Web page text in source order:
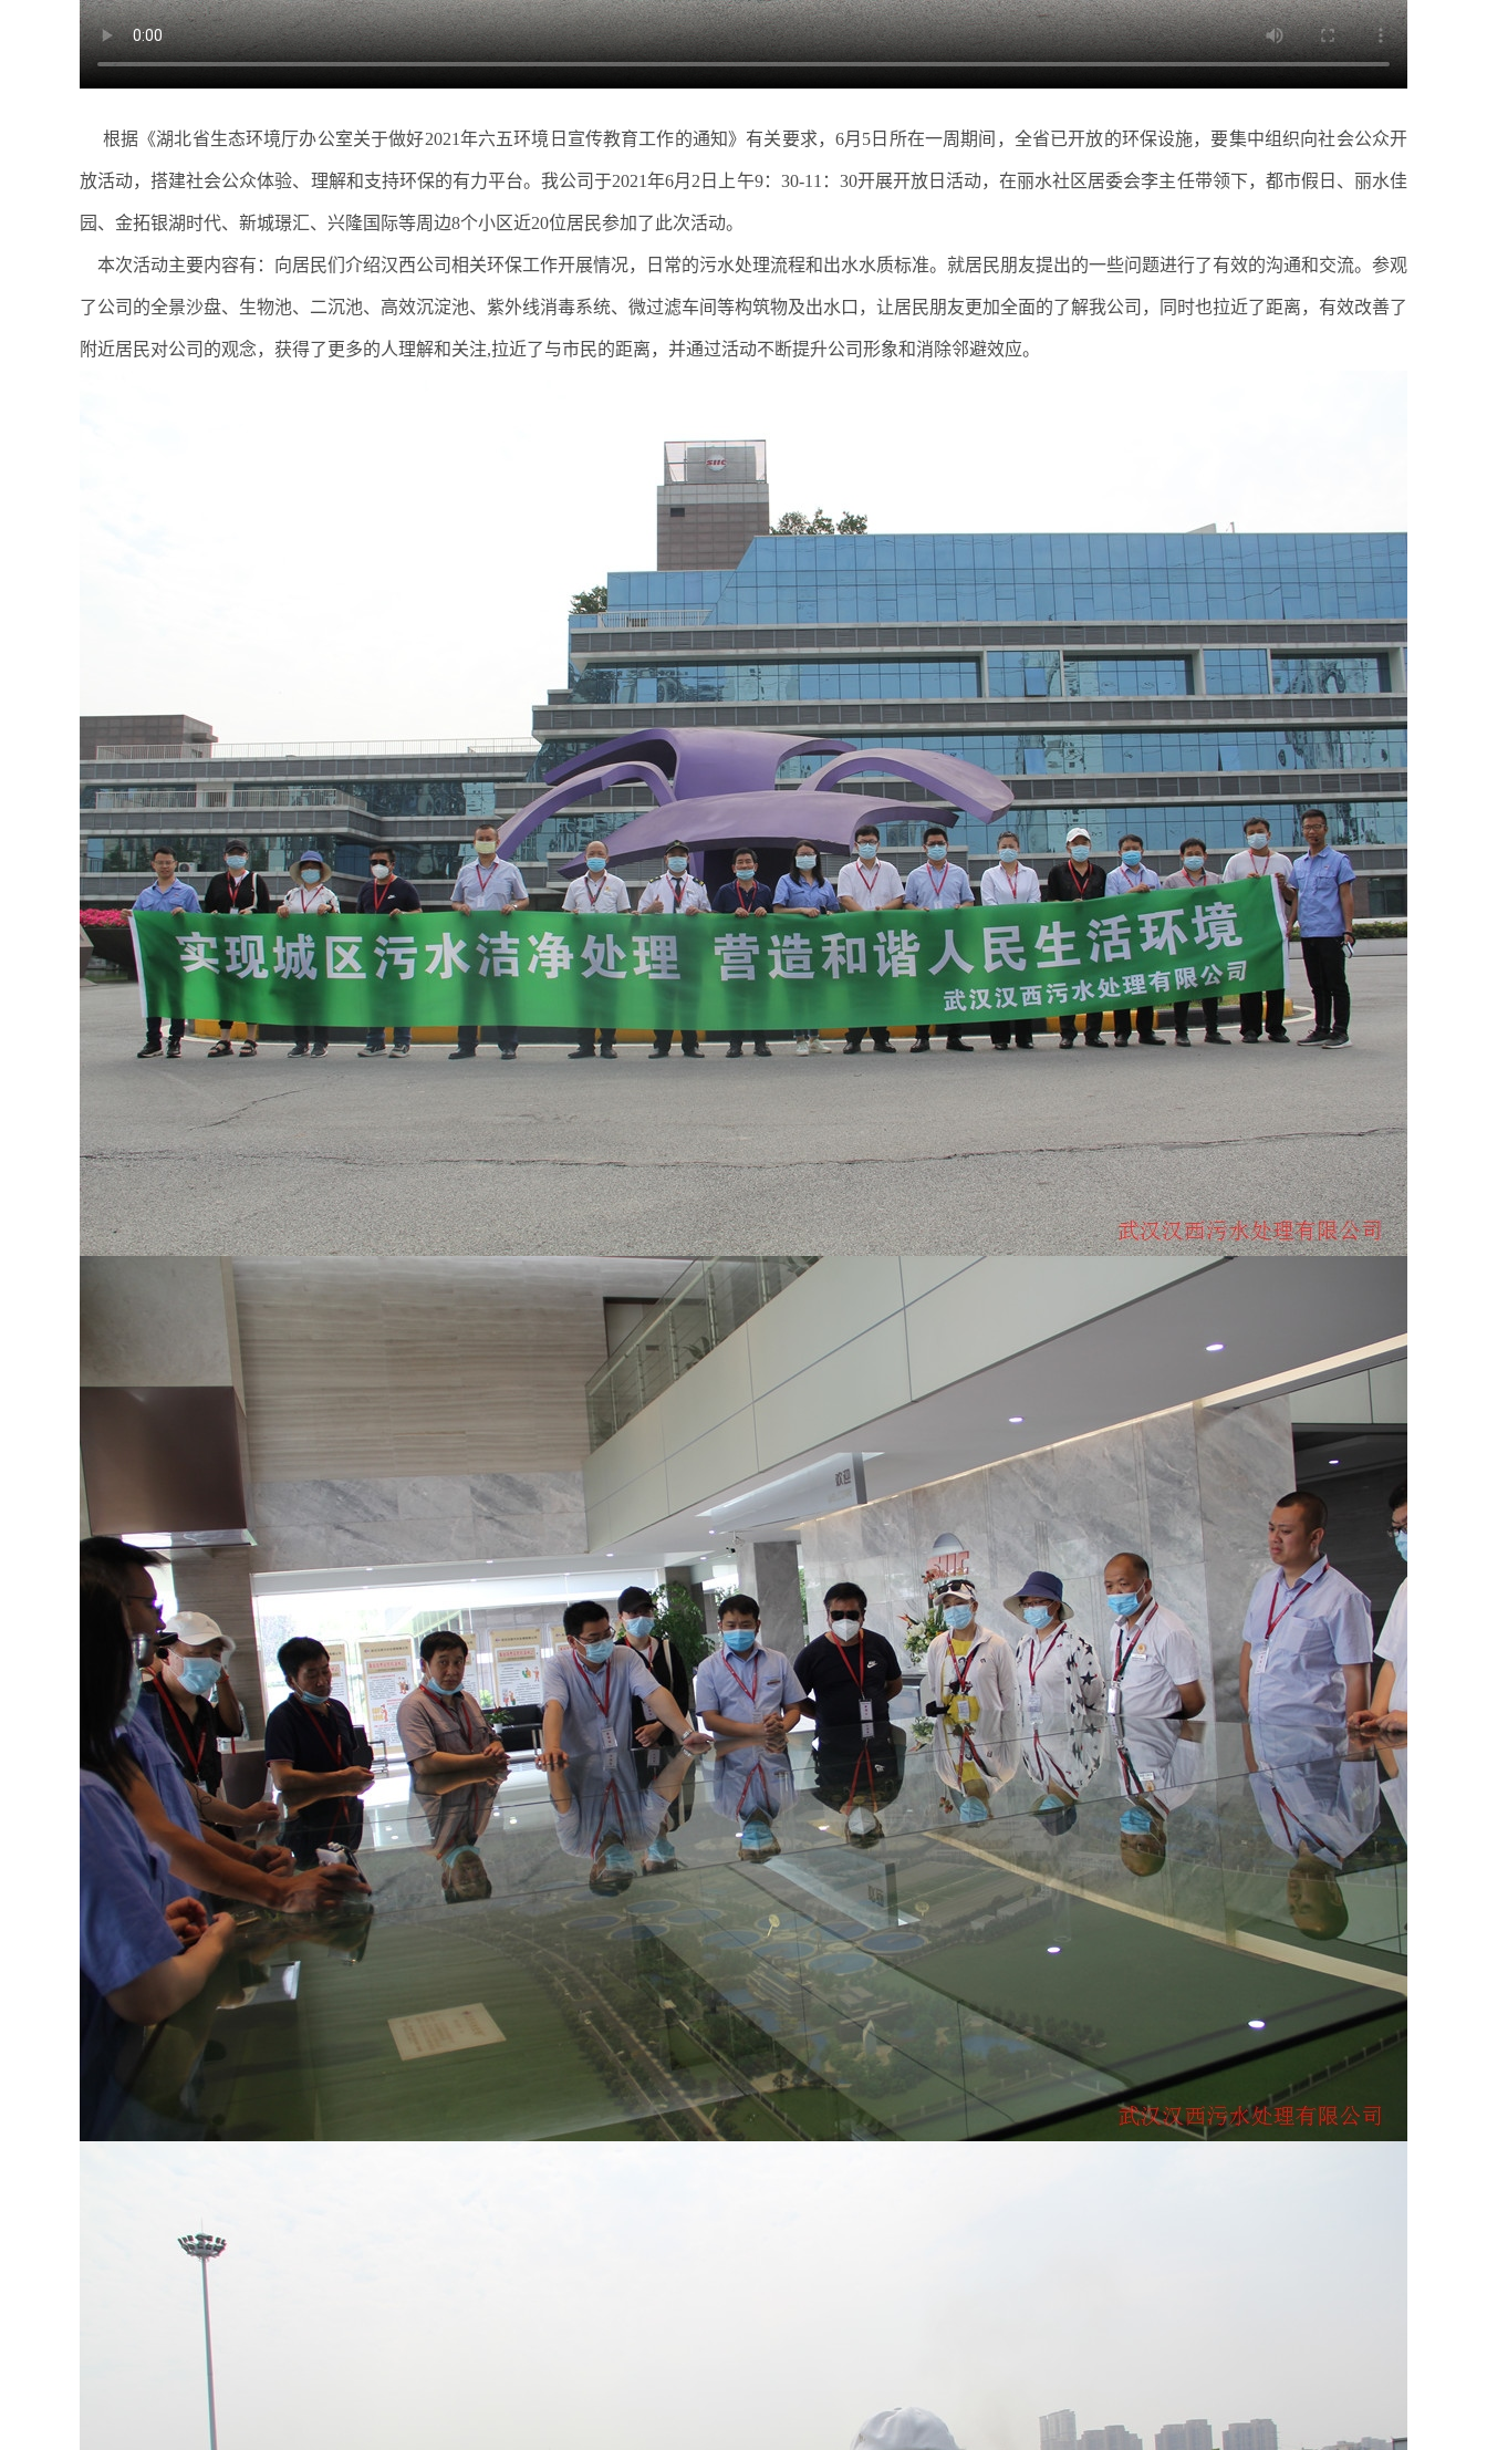
根据《湖北省生态环境厅办公室关于做好2021年六五环境日宣传教育工作的通知》有关要求，6月5日所在一周期间，全省已开放的环保设施，要集中组织向社会公众开
放活动，搭建社会公众体验、理解和支持环保的有力平台。我公司于2021年6月2日上午9：30-11：30开展开放日活动，在丽水社区居委会李主任带领下， 都市假日、丽水佳
园、金拓银湖时代、新城璟汇、兴隆国际等周边8个小区近20位居民参加了此次活动。
本次活动主要内容有：向居民们介绍汉西公司相关环保工作开展情况，日常的污水处理流程和出水水质标准。就居民朋友提出的一些问题进行了有效的沟通和交流。参观
了公司的全景沙盘、生物池、二沉池、高效沉淀池、紫外线消毒系统、微过滤车间等构筑物及出水口，让居民朋友更加全面的了解我公司，同时也拉近了距离，有效改善了
附近居民对公司的观念，获得了更多的人理解和关注,拉近了与市民的距离，并通过活动不断提升公司形象和消除邻避效应。